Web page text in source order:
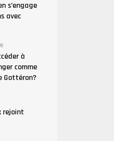
s’engage
avec
à
comme
Gottéron?
rejoint